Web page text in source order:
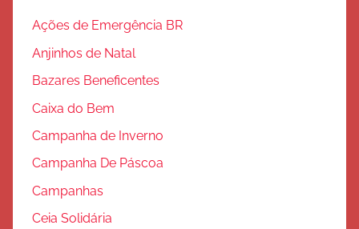
Ações de Emergência BR
Anjinhos de Natal
Bazares Beneficentes
Caixa do Bem
Campanha de Inverno
Campanha De Páscoa
Campanhas
Ceia Solidária